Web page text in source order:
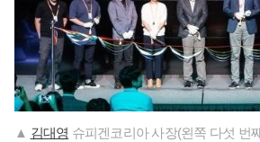
▲ 김대영 슈피겐코리아 사장(왼쪽 다섯 번